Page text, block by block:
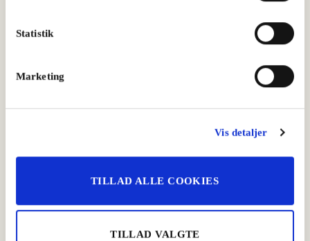
Statistik
Marketing
Vis detaljer
TILLAD ALLE COOKIES
TILLAD VALGTE
Bagte kartofler med sursød sauce